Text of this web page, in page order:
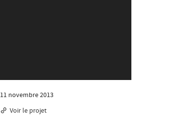
11 novembre 2013
Voir le projet